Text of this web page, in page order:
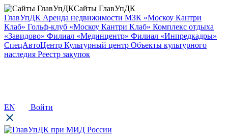
Сайты ГлавУпДК
ГлавУпДК Аренда недвижимости МЗК «Москоу Кантри
Клаб» Гольф-клуб «Москоу Кантри Клаб» Комплекс отдыха
«Завидово» Филиал «Мединцентр» Филиал «Инпредкадры»
СпецАвтоЦентр Культурный центр Объекты культурного
наследия Реестр закупок
EN Войти